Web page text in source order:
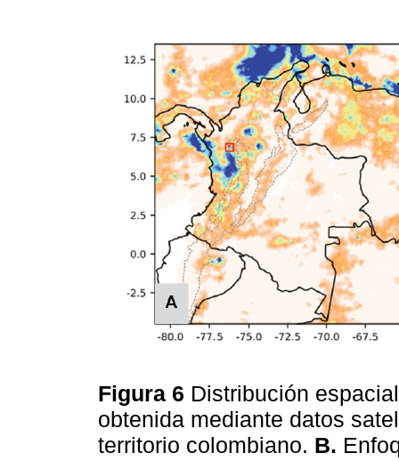
Figura 6 Distribución
obtenida mediante datos
territorio colombiano. B.